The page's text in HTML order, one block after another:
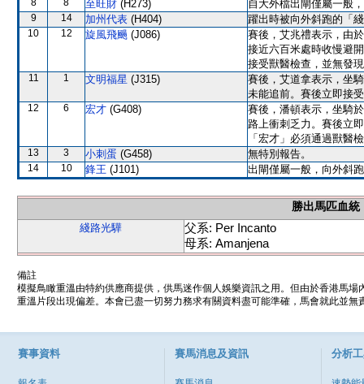
8 8 至旺財 (H273) 自大外檔出閘僅屬一般
9 14 加州代表 (H404) 躍出時被向外斜跑的「
10 12 旋風飛颺 (J086)
賽後，艾兆禮表示，由
接近六百米處時收慢避
接受獸醫檢查，並無發
11 1 文明福星 (J315)
賽後，艾道拿表示，坐
未能追前。賽後立即接
12 6 宏才 (G408)
賽後，潘頓表示，坐騎
路上衝刺乏力。賽後立
「宏才」必須通過獸醫
13 3 小刺蛋 (G458) 無特別報告。
14 10 鋒王 (J101) 出閘僅屬一般，向外斜
勝出馬匹血統
綫路光驊
父系: Per Incanto
母系: Amanjena
備註
模擬鳥瞰重溫由特約供應商提供，供馬迷作個人娛樂資訊之用。但由於香港馬
重溫片段出現偏差。本會已盡一切努力務求有關資料盡可能準確，馬會就此並
賽事資料 賽馬消息及資訊 分析